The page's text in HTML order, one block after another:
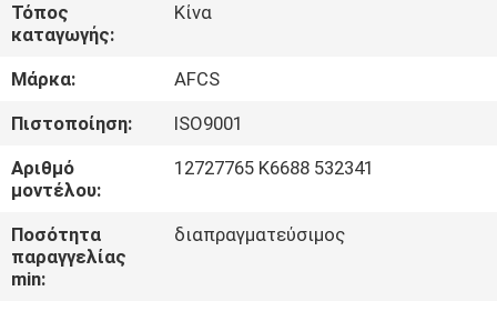
ΣΧΕΤΙΚΆ
ΜΕ
ΕΜΆΣ
ΞΕΝΆΓΗΣΗ
ΣΤΟ
ΕΡΓΟΣΤΆΣΙΟ
Τόπος
καταγωγής:
Κίνα
Μάρκα:
AFCS
Πιστοποίηση:
ISO9001
Αριθμό
μοντέλου:
12727765 K6688 532341
Ποσότητα
παραγγελίας
min:
διαπραγματεύσιμος